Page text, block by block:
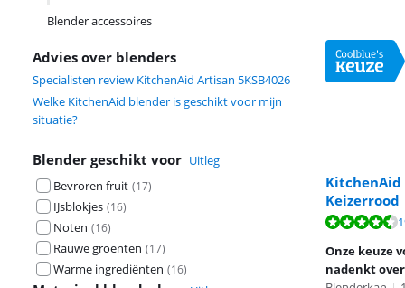
Blender accessoires
Advies over blenders
Specialisten review KitchenAid Artisan 5KSB4026
Welke KitchenAid blender is geschikt voor mijn
situatie?
Blender geschikt voor Uitleg
Bevroren fruit (17)
IJsblokjes (16)
Noten (16)
Rauwe groenten (17)
Warme ingrediënten (16)
KitchenAid
Keizerrood
Beoordeling is
Onze keuze
nadenkt